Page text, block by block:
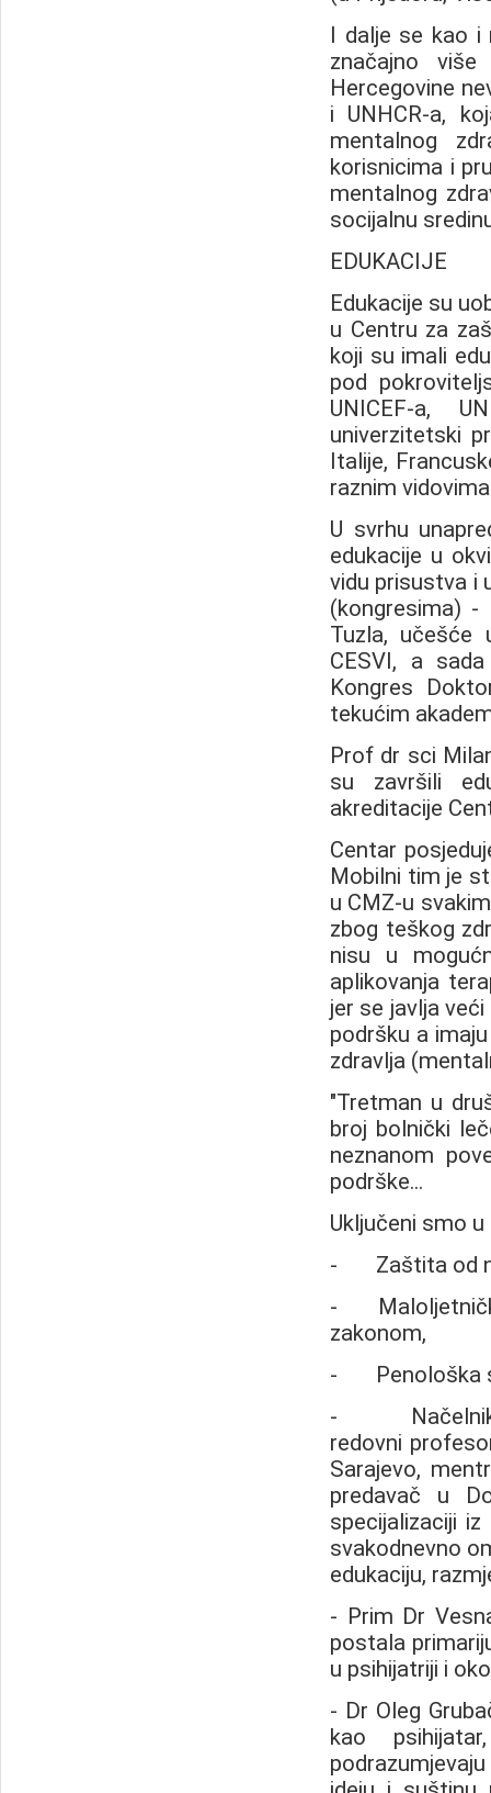
I dalje se kao i
značajno
Hercegovine
i UNHCR-a,
mentalnog
korisnicima i
mentalnog
socijalnu
EDUKACIJE
Edukacije su
u Centru za
koji su imali
pod
UNICEF-a,
univerzitetski
Italije,
raznim
U svrhu
edukacije u
vidu prisustva i
(kongresima) -
Tuzla, učešće
CESVI, a
Kongres
tekućim
Prof dr sci
su završili
akreditacije
Centar
Mobilni tim je
u CMZ-u
zbog teškog
nisu u
aplikovanja
jer se javlja
podršku a
zdravlja
"Tretman u
broj bolnički
neznanom
podrške...
Uključeni smo
- Zaštita od
-
zakonom,
- Penološka
- Načelnik
redovni
Sarajevo,
predavač u
specijalizaciji
svakodnevno
edukaciju,
- Prim Dr
postala
u psihijatriji i
- Dr Oleg
kao